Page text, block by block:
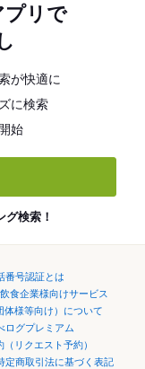
プリで
が快適に
に検索
始
グ検索！
番号認証とは
食企業様向けサービス
体様等向け）について
ログプレミアム
（リクエスト予約）
定商取引法に基づく表記